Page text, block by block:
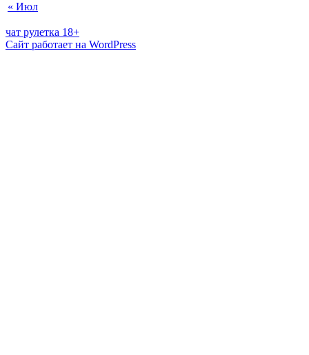
« Июл
чат рулетка 18+
Сайт работает на WordPress